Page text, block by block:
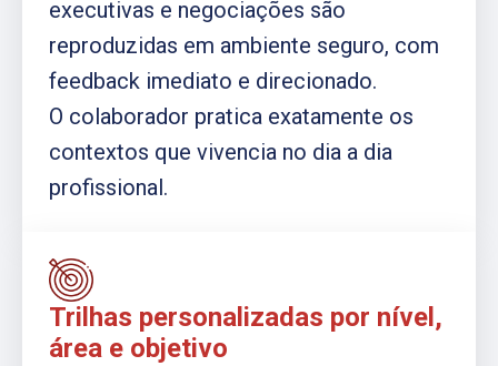
executivas e negociações são
reproduzidas em ambiente seguro, com
feedback imediato e direcionado.
O colaborador pratica exatamente os
contextos que vivencia no dia a dia
profissional.
Trilhas personalizadas por nível,
área e objetivo